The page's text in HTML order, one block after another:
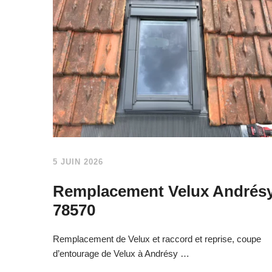
5 JUIN 2026
Remplacement Velux
78570
Remplacement de Velux et raccord et reprise, coupe
d’entourage de Velux à Andrésy …